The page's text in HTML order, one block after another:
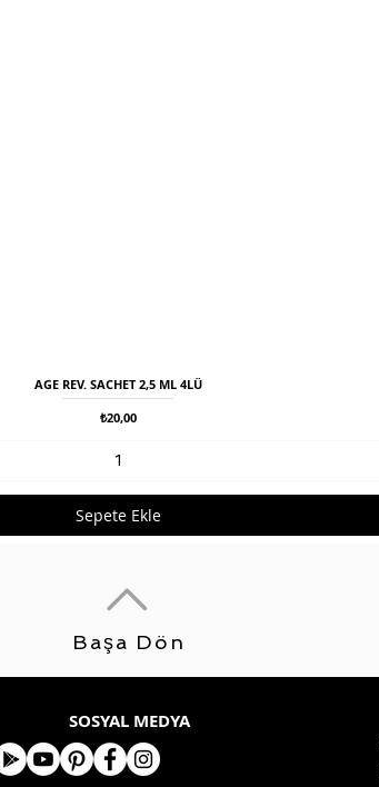
Hızlı Bakış
AGE REV. SACHET 2,5 ML 4LÜ
Fiyat
₺20,00
Sepete Ekle
Başa Dön
SOSYAL MEDYA